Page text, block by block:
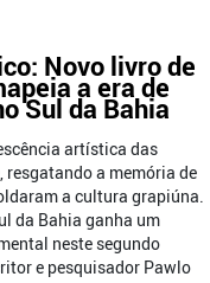
Novo livro de
a era de
Sul da Bahia
artística das
resgatando a memória de
a cultura grapiúna.
da Bahia ganha um
neste segundo
e pesquisador Pawlo